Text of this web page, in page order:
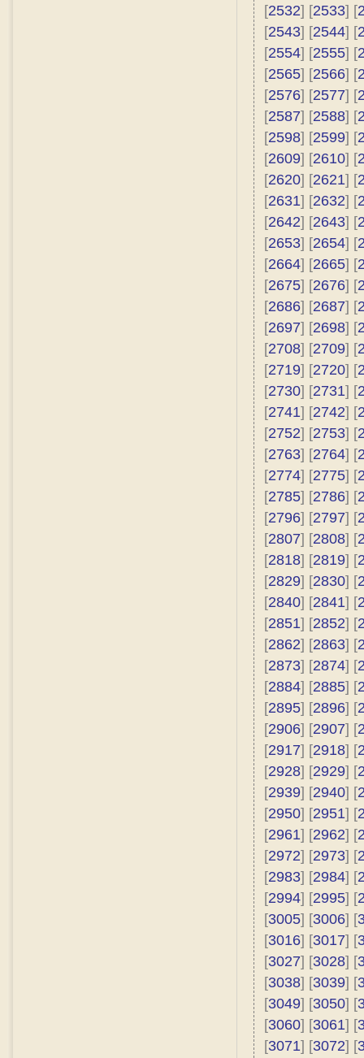
[2532] [2533] [
[2543] [2544] [
[2554] [2555] [
[2565] [2566] [
[2576] [2577] [
[2587] [2588] [
[2598] [2599] [
[2609] [2610] [
[2620] [2621] [
[2631] [2632] [
[2642] [2643] [
[2653] [2654] [
[2664] [2665] [
[2675] [2676] [
[2686] [2687] [
[2697] [2698] [
[2708] [2709] [
[2719] [2720] [
[2730] [2731] [
[2741] [2742] [
[2752] [2753] [
[2763] [2764] [
[2774] [2775] [
[2785] [2786] [
[2796] [2797] [
[2807] [2808] [
[2818] [2819] [
[2829] [2830] [
[2840] [2841] [
[2851] [2852] [
[2862] [2863] [
[2873] [2874] [
[2884] [2885] [
[2895] [2896] [
[2906] [2907] [
[2917] [2918] [
[2928] [2929] [
[2939] [2940] [
[2950] [2951] [
[2961] [2962] [
[2972] [2973] [
[2983] [2984] [
[2994] [2995] [
[3005] [3006] [
[3016] [3017] [
[3027] [3028] [
[3038] [3039] [
[3049] [3050] [
[3060] [3061] [
[3071] [3072] [